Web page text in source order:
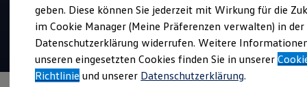
Kompaktwagen
Sportwagen
Schnell verfügbare Fahrzeuge
Angebote und Produkte
Aktuelle Angebote
E-Auto-Förderung
Volkswagen Marktplatz
geben. Diese können Sie jederzeit mit Wirkung für die
im Cookie Manager (Meine Präferenzen verwalten) in der
Datenschutzerklärung widerrufen. Weitere
unseren eingesetzten Cookies finden Sie in unserer
Richtlinie und unserer Datenschutzerklärung.